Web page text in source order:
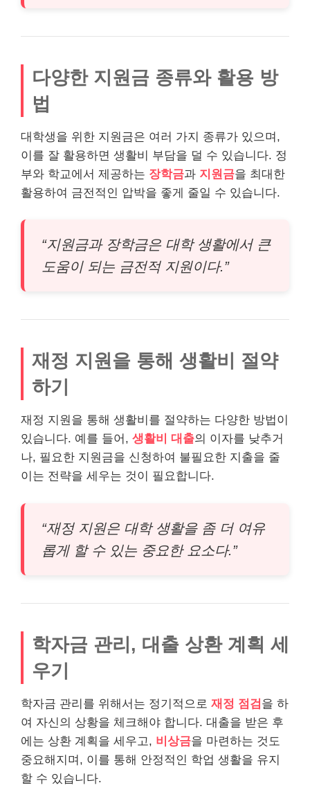
다양한 지원금 종류와 활용 방
법
대학생을 위한 지원금은 여러 가지 종류가 있으며,
이를 잘 활용하면 생활비 부담을 덜 수 있습니다. 정
부와 학교에서 제공하는 장학금과 지원금을 최대한
활용하여 금전적인 압박을 좋게 줄일 수 있습니다.
“지원금과 장학금은 대학 생활에서 큰
도움이 되는 금전적 지원이다.”
재정 지원을 통해 생활비 절약
하기
재정 지원을 통해 생활비를 절약하는 다양한 방법이
있습니다. 예를 들어, 생활비 대출의 이자를 낮추거
나, 필요한 지원금을 신청하여 불필요한 지출을 줄
이는 전략을 세우는 것이 필요합니다.
“재정 지원은 대학 생활을 좀 더 여유
롭게 할 수 있는 중요한 요소다.”
학자금 관리, 대출 상환 계획 세
우기
학자금 관리를 위해서는 정기적으로 재정 점검 을 하
여 자신의 상황을 체크해야 합니다. 대출을 받은 후
에는 상환 계획을 세우고, 비상금을 마련하는 것도
중요해지며, 이를 통해 안정적인 학업 생활을 유지
할 수 있습니다.